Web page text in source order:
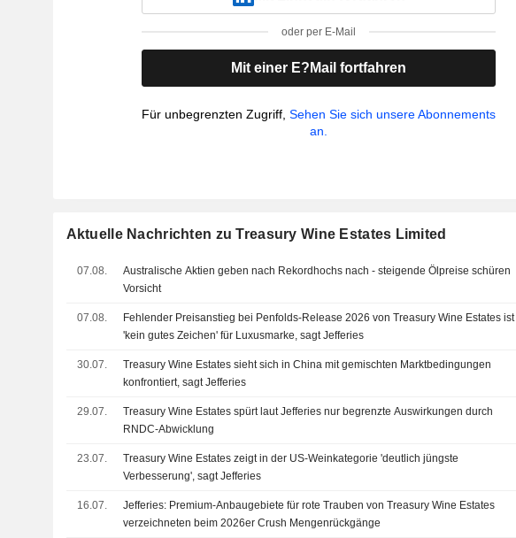
oder per E-Mail
Mit einer E?Mail fortfahren
Für unbegrenzten Zugriff,Sehen Sie sich unsere Abonnements
an.
Aktuelle Nachrichten zu Treasury Wine Estates Limited
07.08.
Australische Aktien geben nach Rekordhochs nach - steigende Ölpreise schüren
Vorsicht
07.08.
Fehlender Preisanstieg bei Penfolds-Release 2026 von Treasury Wine Estates ist
'kein gutes Zeichen' für Luxusmarke, sagt Jefferies
30.07.
Treasury Wine Estates sieht sich in China mit gemischten Marktbedingungen
konfrontiert, sagt Jefferies
29.07.
Treasury Wine Estates spürt laut Jefferies nur begrenzte Auswirkungen durch
RNDC-Abwicklung
23.07.
Treasury Wine Estates zeigt in der US-Weinkategorie 'deutlich jüngste
Verbesserung', sagt Jefferies
16.07.
Jefferies: Premium-Anbaugebiete für rote Trauben von Treasury Wine Estates
verzeichneten beim 2026er Crush Mengenrückgänge